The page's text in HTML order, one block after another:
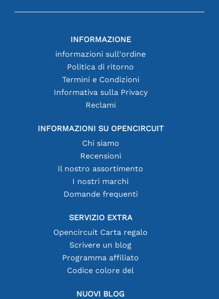
INFORMAZIONE
informazioni sull'ordine
Politica di ritorno
Termini e Condizioni
Informativa sulla Privacy
Reclami
INFORMAZIONI SU OPENCIRCUIT
Chi siamo
Recensioni
Il nostro assortimento
I nostri marchi
Domande frequenti
SERVIZIO EXTRA
Opencircuit Carta regalo
Scrivere un blog
Programma affiliato
Codice colore del
NUOVI BLOG